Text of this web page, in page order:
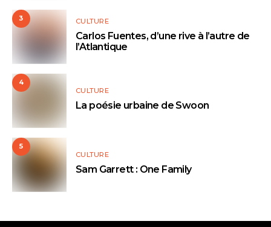
3 CULTURE
Carlos Fuentes, d’une rive à l’autre de
l’Atlantique
4
CULTURE
La poésie urbaine de Swoon
5
CULTURE
Sam Garrett : One Family